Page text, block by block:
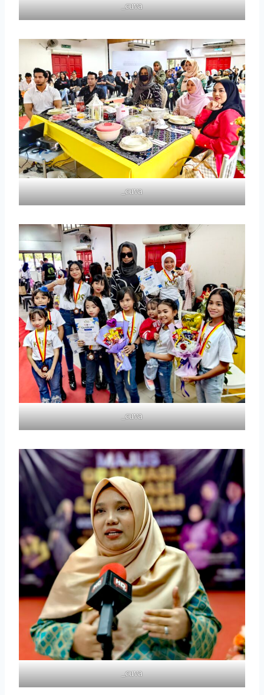
_cuva
_cuva
_cuva
_cuva